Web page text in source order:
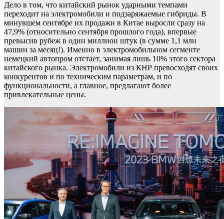
Дело в том, что китайский рынок ударными темпами
переходит на электромобили и подзаряжаемые гибриды. В
минувшем сентябре их продажи в Китае выросли сразу на
47,9% (относительно сентября прошлого года), впервые
превысив рубеж в один миллион штук (в сумме 1,1 млн
машин за месяц!). Именно в электромобильном сегменте
немецкий автопром отстает, занимая лишь 10% этого сектора
китайского рынка. Электромобили из КНР превосходят своих
конкурентов и по техническим параметрам, и по
функциональности, а главное, предлагают более
привлекательные цены.